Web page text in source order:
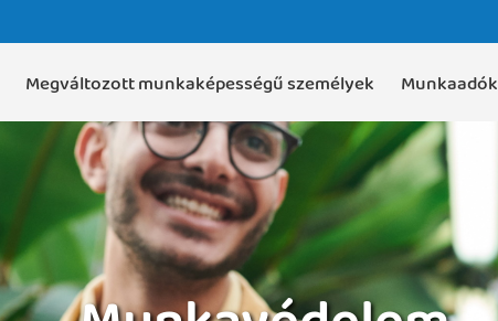
Megváltozott munkaképességű személyek Munkaadók